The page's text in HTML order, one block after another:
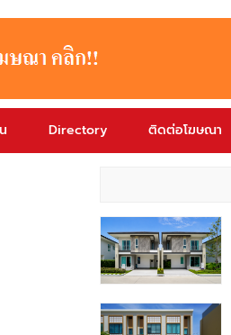
Directory ติดต่อโฆษณา